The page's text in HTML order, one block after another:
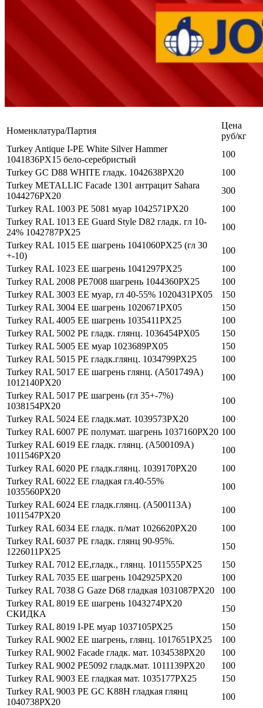
Номенклатура/Партия
Цена
руб/кг
Turkey Antique I-PE White Silver Hammer
1041836PX15 бело-серебристый
100
Turkey GC D88 WHITE гладк. 1042638PХ20
100
Turkey METALLIC Facade 1301 антрацит Sahara
1044276PX20
300
Turkey RAL 1003 PE 5081 муар 1042571PX20
100
Turkey RAL 1013 EE Guard Style D82 гладк. гл 10-
24% 1042787PX25
100
Turkey RAL 1015 EE шагрень 1041060PX25 (гл 30
+-10)
100
Turkey RAL 1023 EE шагрень 1041297PX25
100
Turkey RAL 2008 PE7008 шагрень 1044360РХ25
100
Turkey RAL 3003 EE муар, гл 40-55% 1020431PX05
150
Turkey RAL 3004 EE шагрень 1020671PX05
150
Turkey RAL 4005 EE шагрень 1035411PX25
100
Turkey RAL 5002 PE гладк. глянц. 1036454PX05
150
Turkey RAL 5005 EE муар 1023689PX05
150
Turkey RAL 5015 РЕ гладк.глянц. 1034799РХ25
100
Turkey RAL 5017 EE шагрень глянц. (A501749А)
1012140PX20
100
Turkey RAL 5017 PE шагрень (гл 35+-7%)
1038154РХ20
100
Turkey RAL 5024 EE гладк.мат. 1039573PX20
100
Turkey RAL 6007 PE полумат. шагрень 1037160РХ20 100
Turkey RAL 6019 EE гладк. глянц. (A500109A)
1011546PX20
100
Turkey RAL 6020 РЕ гладк.глянц. 1039170РХ20
100
Turkey RAL 6022 EE гладкая гл.40-55%
1035560РХ20
100
Turkey RAL 6024 EE гладк.глянц. (A500113A)
1011547PX20
100
Turkey RAL 6034 ЕЕ гладк. п/мат 1026620PX20
100
Turkey RAL 6037 PE гладк. глянц 90-95%.
1226011PX25
150
Turkey RAL 7012 EE,гладк., глянц. 1011555PX25
150
Turkey RAL 7035 EE шагрень 1042925PX20
100
Turkey RAL 7038 G Gaze D68 гладкая 1031087PX20
100
Turkey RAL 8019 EE шагрень 1043274PX20
СКИДКА
150
Turkey RAL 8019 I-РЕ муар 1037105РХ25
150
Turkey RAL 9002 EE шагрень, глянц. 1017651PX25
100
Turkey RAL 9002 Facade гладк. мат. 1034538РХ20
100
Turkey RAL 9002 РЕ5092 гладк.мат. 1011139РХ20
100
Turkey RAL 9003 EE гладкая мат. 1035177PX25
150
Turkey RAL 9003 РЕ GC K88H гладкая глянц
1040738РХ20
100